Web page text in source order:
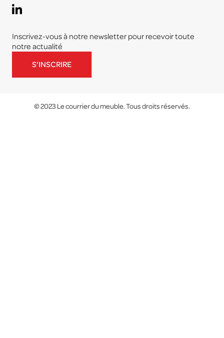
Inscrivez-vous à notre newsletter pour recevoir toute
notre actualité
S'INSCRIRE
© 2023 Le courrier du meuble. Tous droits réservés.